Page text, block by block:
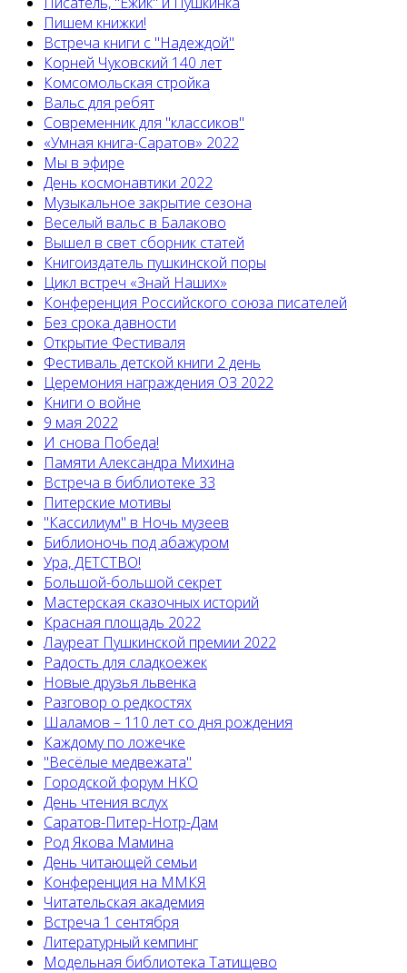
Пишем книжки!
Встреча книги с "Надеждой"
Корней Чуковский 140 лет
Комсомольская стройка
Вальс для ребят
Современник для "классиков"
«Умная книга-Саратов» 2022
Мы в эфире
День космонавтики 2022
Музыкальное закрытие сезона
Веселый вальс в Балаково
Вышел в свет сборник статей
Книгоиздатель пушкинской поры
Цикл встреч «Знай Наших»
Конференция Российского союза писателей
Без срока давности
Открытие Фестиваля
Фестиваль детской книги 2 день
Церемония награждения ОЗ 2022
Книги о войне
9 мая 2022
И снова Победа!
Памяти Александра Михина
Встреча в библиотеке 33
Питерские мотивы
"Кассилиум" в Ночь музеев
Библионочь под абажуром
Ура, ДЕТСТВО!
Большой-большой секрет
Мастерская сказочных историй
Красная площадь 2022
Лауреат Пушкинской премии 2022
Радость для сладкоежек
Новые друзья львенка
Разговор о редкостях
Шаламов – 110 лет со дня рождения
Каждому по ложечке
"Весёлые медвежата"
Городской форум НКО
День чтения вслух
Саратов-Питер-Нотр-Дам
Род Якова Мамина
День читающей семьи
Конференция на ММКЯ
Читательская академия
Встреча 1 сентября
Литературный кемпинг
Модельная библиотека Татищево